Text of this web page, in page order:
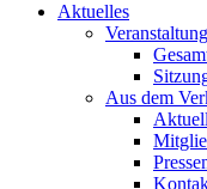
Aktuelles
Aus dem